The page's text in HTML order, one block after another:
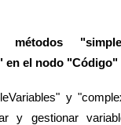
en el nodo "Código"
y
y gestionar